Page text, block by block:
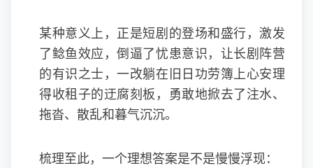
某种意义上，正是短剧的登场和盛行，激发
了鲶鱼效应，倒逼了忧患意识，让长剧阵营
的有识之士，一改躺在旧日功劳簿上心安理
得收租子的迂腐刻板，勇敢地掀去了注水、
拖沓、散乱和暮气沉沉。
梳理至此，一个理想答案是不是慢慢浮现：